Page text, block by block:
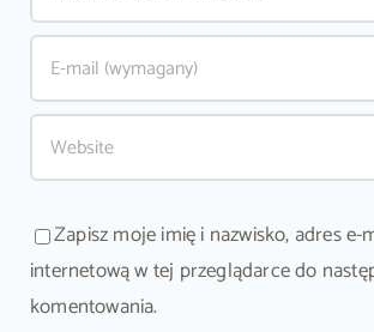
Zapisz moje imię i nazwisko, adres e-
internetową w tej przeglądarce do
komentowania.